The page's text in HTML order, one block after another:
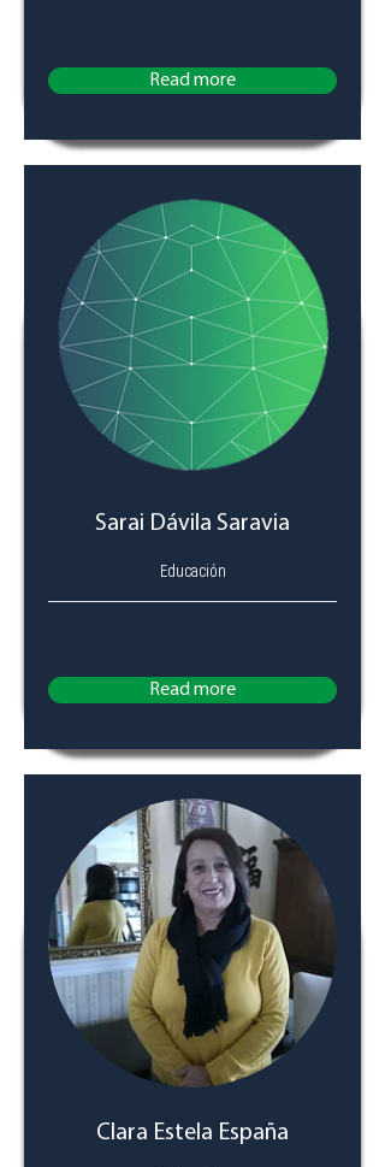
Read more
Sarai Dávila Saravia
Educación
Read more
Clara Estela España